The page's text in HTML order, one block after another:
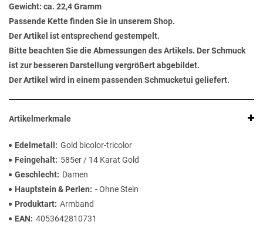
Gewicht: ca. 22,4 Gramm
Passende Kette finden Sie in unserem Shop.
Der Artikel ist entsprechend gestempelt.
Bitte beachten Sie die Abmessungen des Artikels. Der Schmuck
ist zur besseren Darstellung vergrößert abgebildet.
Der Artikel wird in einem passenden Schmucketui geliefert.
Artikelmerkmale
Edelmetall
Gold bicolor-tricolor
Feingehalt
585er / 14 Karat Gold
Geschlecht
Damen
Hauptstein & Perlen
- Ohne Stein
Produktart Armband
EAN
4053642810731